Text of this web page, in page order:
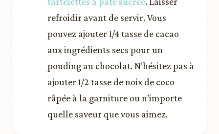
refroidir avant de servir. Vous
pouvez ajouter 1/4 tasse de cacao
aux ingrédients secs pour un
pouding au chocolat. N’hésitez pas à
ajouter 1/2 tasse de noix de coco
râpée à la garniture ou n’importe
quelle saveur que vous aimez.